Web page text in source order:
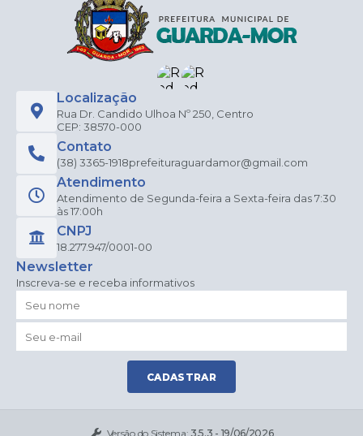
Localização
Rua Dr. Candido Ulhoa Nº 250, Centro
CEP: 38570-000
Contato
(38) 3365-1918prefeituraguardamor@gmail.com
Atendimento
Atendimento de Segunda-feira a Sexta-feira das 7:30
às 17:00h
CNPJ
18.277.947/0001-00
Newsletter
Inscreva-se e receba informativos
CADASTRAR